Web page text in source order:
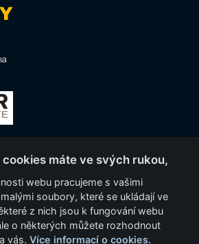
máte ve svých rukou,
webu pracujeme s vašimi
soubory, které se ukládají ve
z nich jsou k fungování webu
o některých můžete rozhodnout
vás.Více informací o cookies.